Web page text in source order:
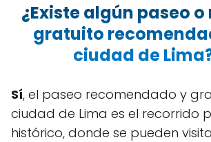
¿Existe algún paseo
gratuito
ciudad de Lima?
Sí, el paseo recomendado y
ciudad de Lima es el recorrido
histórico, donde se pueden